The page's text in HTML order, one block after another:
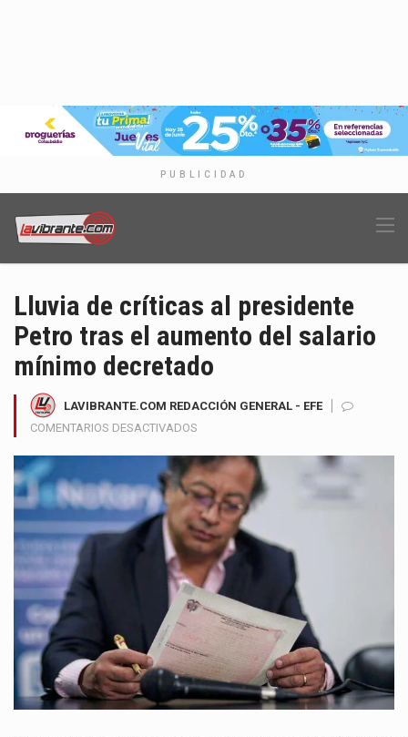
PUBLICIDAD
Lluvia de críticas al presidente
Petro tras el aumento del salario
mínimo decretado
LAVIBRANTE.COM REDACCIÓN GENERAL - EFE
COMENTARIOS DESACTIVADOS
DE
CRÍTICAS
AL
PRESIDENTE
PETRO
TRAS
EL
AUMENTO
DEL
SALARIO
MÍNIMO
DECRETADO